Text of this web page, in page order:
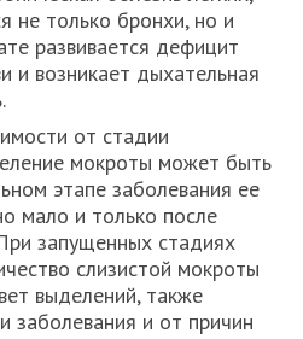
не только бронхи, но и
развивается дефицит
и возникает дыхательная
от стадии
мокроты может быть
этапе заболевания ее
мало и только после
запущенных стадиях
слизистой мокроты
выделений, также
заболевания и от причин